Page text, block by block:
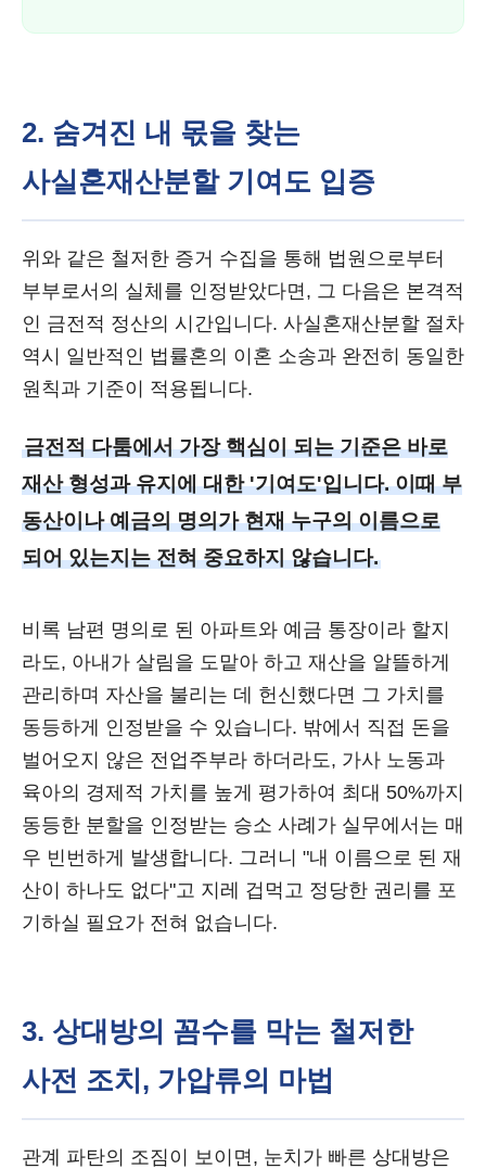
2. 숨겨진 내 몫을 찾는
사실혼재산분할 기여도 입증
위와 같은 철저한 증거 수집을 통해 법원으로부터
부부로서의 실체를 인정받았다면, 그 다음은 본격적
인 금전적 정산의 시간입니다. 사실혼재산분할 절차
역시 일반적인 법률혼의 이혼 소송과 완전히 동일한
원칙과 기준이 적용됩니다.
금전적 다툼에서 가장 핵심이 되는 기준은 바로
재산 형성과 유지에 대한 '기여도'입니다. 이때 부
동산이나 예금의 명의가 현재 누구의 이름으로
되어 있는지는 전혀 중요하지 않습니다.
비록 남편 명의로 된 아파트와 예금 통장이라 할지
라도, 아내가 살림을 도맡아 하고 재산을 알뜰하게
관리하며 자산을 불리는 데 헌신했다면 그 가치를
동등하게 인정받을 수 있습니다. 밖에서 직접 돈을
벌어오지 않은 전업주부라 하더라도, 가사 노동과
육아의 경제적 가치를 높게 평가하여 최대 50%까지
동등한 분할을 인정받는 승소 사례가 실무에서는 매
우 빈번하게 발생합니다. 그러니 "내 이름으로 된 재
산이 하나도 없다"고 지레 겁먹고 정당한 권리를 포
기하실 필요가 전혀 없습니다.
3. 상대방의 꼼수를 막는 철저한
사전 조치, 가압류의 마법
관계 파탄의 조짐이 보이면, 눈치가 빠른 상대방은